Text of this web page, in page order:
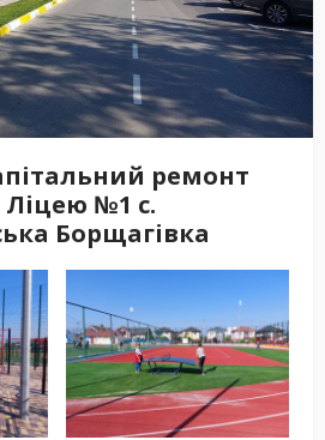
ремонт
Ліцею №1 с.
Борщагівка